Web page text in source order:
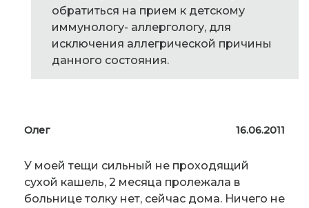
обратиться на прием к детскому
иммунологу- аллергологу, для
исключения аллегрической причины
данного состояния.
Олег 16.06.2011
У моей тещи сильный не проходящий
сухой кашель, 2 месяца пролежала в
больнице толку нет, сейчас дома. Ничего не